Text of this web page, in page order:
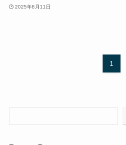
2025年8月11日
1